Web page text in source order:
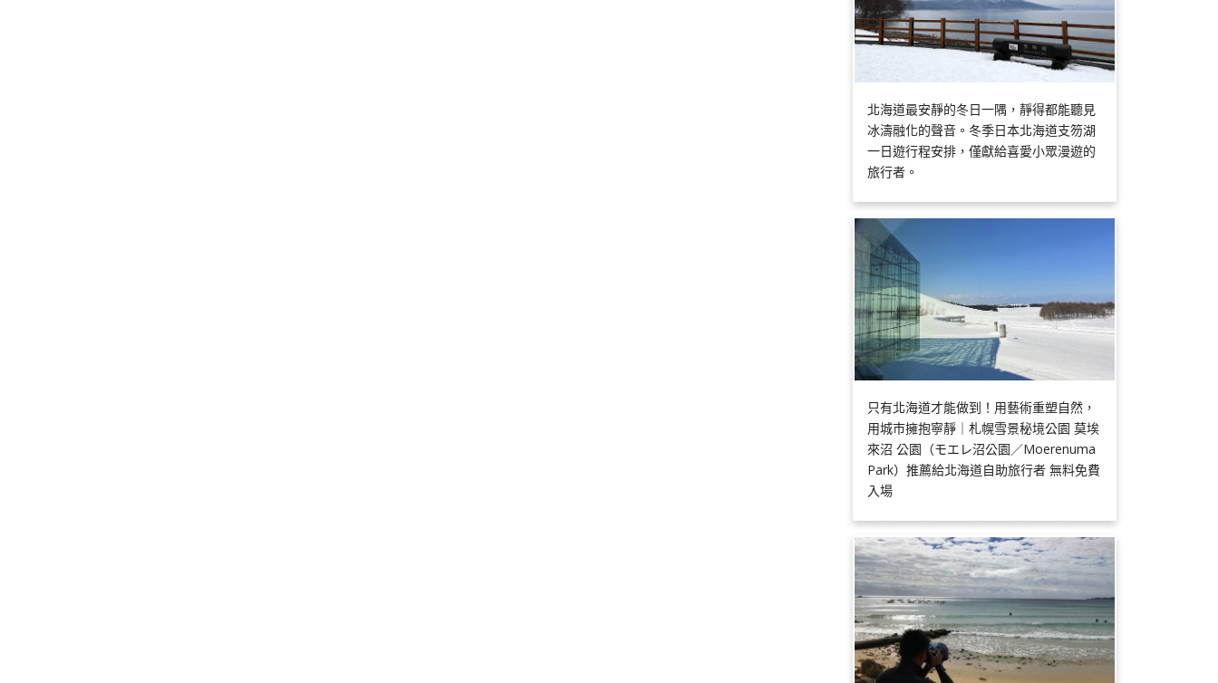
北海道最安靜的冬日一隅，靜得都能聽見
冰濤融化的聲音。冬季日本北海道支笏湖
一日遊行程安排，僅獻給喜愛小眾漫遊的
旅行者。
只有北海道才能做到！用藝術重塑自然，
用城市擁抱寧靜｜札幌雪景秘境公園 莫埃
來沼 公園（モエレ沼公園／Moerenuma
Park）推薦給北海道自助旅行者 無料免費
入場